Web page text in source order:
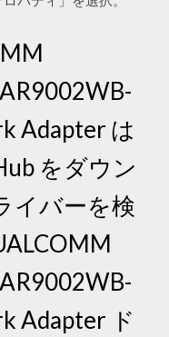
Adapter は
をダウン
イバーを検
Adapter ド